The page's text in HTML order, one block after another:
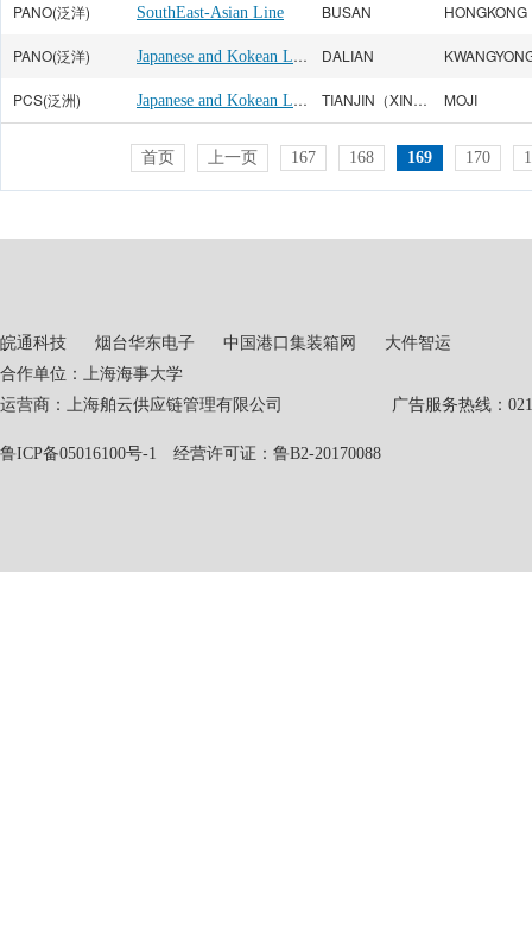
PANO(泛洋) SouthEast-Asian Line BUSAN HONGKONG
PANO(泛洋) Japanese and Kokean Line DALIAN
PCS(泛洲) Japanese and Kokean Line TIANJIN（XINGANG） MOJI
首页 上一页 167 168 169 170
皖通科技 烟台华东电子 中国港口集装箱网
大件智运
合作单位：上海海事大学
运营商：上海舶云供应链管理有限公司 广告服务热线：021-
鲁ICP备05016100号-1 经营许可证：鲁B2-20170088